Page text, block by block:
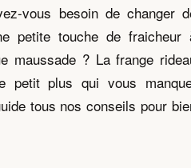
vous besoin de changer
petite touche de fraicheur
maussade ? La frange
petit plus qui vous
tous nos conseils pour